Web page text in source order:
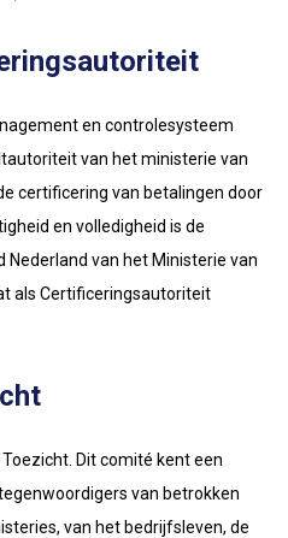
en controlesysteem
van het ministerie van
certificering van betalingen door
en volledigheid is de
Nederland van het Ministerie van
als Certificeringsautoriteit
Dit comité kent een
van betrokken
van het bedrijfsleven, de